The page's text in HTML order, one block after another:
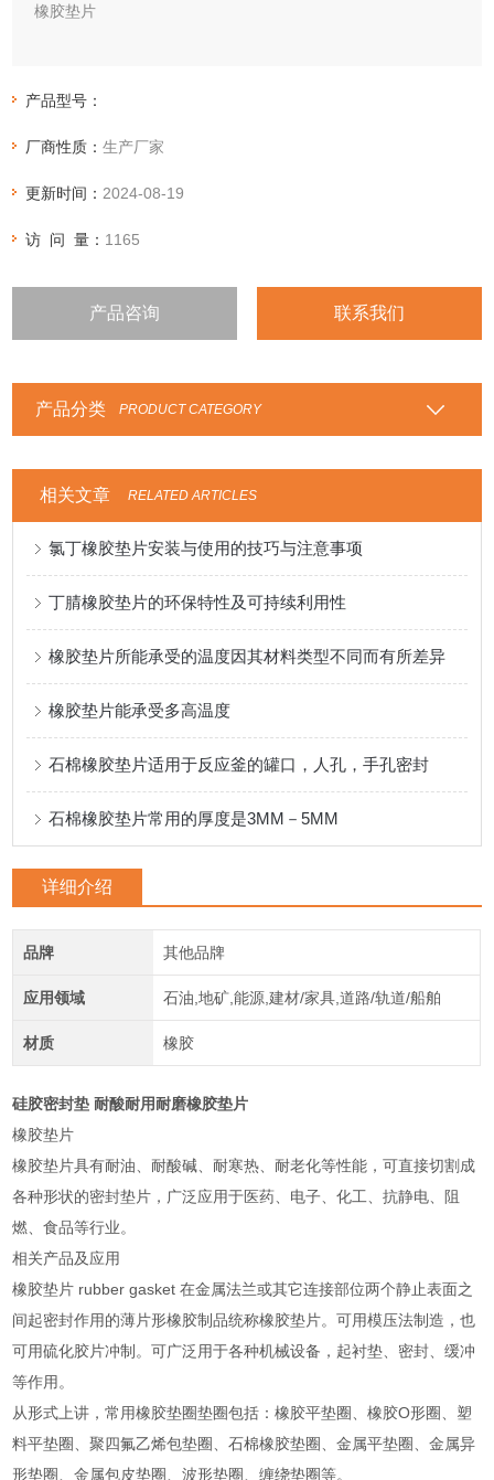
橡胶垫片
切割成各种形状的密封垫片，广泛应用于医药、电子、化工、
产品型号：
厂商性质：生产厂家
更新时间： 2024-08-19
访 问 量： 1165
产品咨询 联系我们
产品分类 PRODUCT CATEGORY
相关文章 RELATED ARTICLES
氯丁橡胶垫片安装与使用的技巧与注意事项
丁腈橡胶垫片的环保特性及可持续利用性
橡胶垫片所能承受的温度因其材料类型不同而有所差异
橡胶垫片能承受多高温度
石棉橡胶垫片适用于反应釜的罐口，人孔，手孔密封
石棉橡胶垫片常用的厚度是3MM－5MM
详细介绍
品牌 其他品牌
应用领域 石油,地矿,能源,建材/家具,道路/轨道/船舶
材质 橡胶
硅胶密封垫 耐酸耐用耐磨橡胶垫片
橡胶垫片
橡胶垫片具有耐油、耐酸碱、耐寒热、耐老化等性能，可直接切割成
各种形状的密封垫片，广泛应用于医药、电子、化工、抗静电、阻
燃、食品等行业。
相关产品及应用
橡胶垫片 rubber gasket 在金属法兰或其它连接部位两个静止表面之
间起密封作用的薄片形橡胶制品统称橡胶垫片。可用模压法制造，也
可用硫化胶片冲制。可广泛用于各种机械设备，起衬垫、密封、缓冲
等作用。
从形式上讲，常用橡胶垫圈垫圈包括：橡胶平垫圈、橡胶O形圈、塑
料平垫圈、聚四氟乙烯包垫圈、石棉橡胶垫圈、金属平垫圈、金属异
形垫圈、金属包皮垫圈、波形垫圈、缠绕垫圈等。